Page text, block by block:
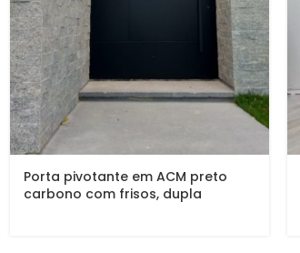
Porta pivotante em ACM preto
carbono com frisos, dupla